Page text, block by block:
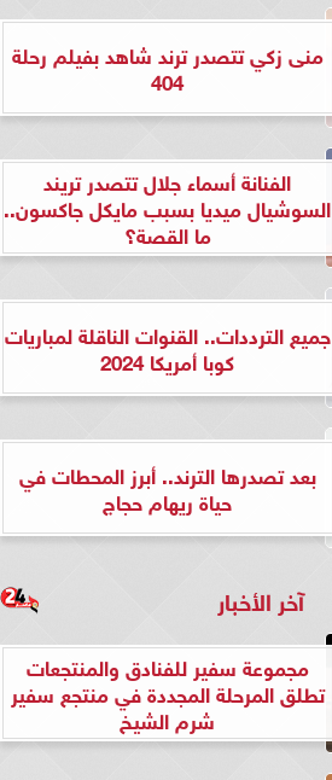
منى زكي تتصدر ترند شاهد بفيلم رحلة
404
الفنانة أسماء جلال تتصدر تريند
السوشيال ميديا بسبب مايكل جاكسون..
ما القصة؟
جميع الترددات.. القنوات الناقلة لمباريات
كوبا أمريكا 2024
بعد تصدرها الترند.. أبرز المحطات في
حياة ريهام حجاج
آخر الأخبار
مجموعة سفير للفنادق والمنتجعات
تطلق المرحلة المجددة في منتجع سفير
شرم الشيخ